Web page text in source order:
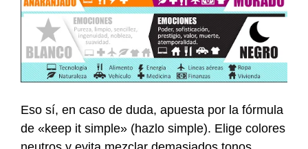
Eso sí, en caso de duda, apuesta por la fórmula
de «keep it simple» (hazlo simple). Elige colores